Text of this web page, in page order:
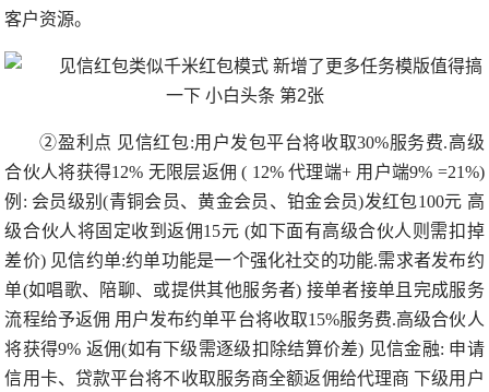
客户资源。
②盈利点 见信红包:用户发包平台将收取30%服务费.高级
合伙人将获得12% 无限层返佣 ( 12% 代理端+ 用户端9% =21%)
例: 会员级别(青铜会员、黄金会员、铂金会员)发红包100元 高
级合伙人将固定收到返佣15元 (如下面有高级合伙人则需扣掉
差价) 见信约单:约单功能是一个强化社交的功能.需求者发布约
单(如唱歌、陪聊、或提供其他服务者) 接单者接单且完成服务
流程给予返佣 用户发布约单平台将收取15%服务费.高级合伙人
将获得9% 返佣(如有下级需逐级扣除结算价差) 见信金融: 申请
信用卡、贷款平台将不收取服务商全额返佣给代理商 下级用户